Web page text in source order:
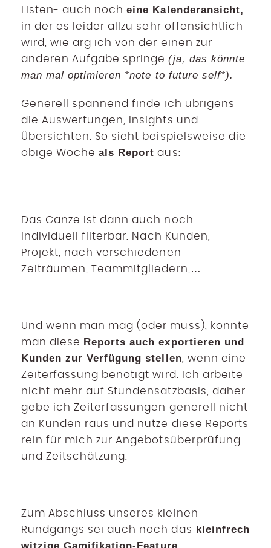
Listen- auch nocheine Kalenderansicht,
in der es leider allzu sehr offensichtlich
wird, wie arg ich von der einen zur
anderen Aufgabe springe(ja, das könnte
man mal optimieren *note to future self*).
Generell spannend finde ich übrigens
die Auswertungen, Insights und
Übersichten. So sieht beispielsweise die
obige Wocheals Report aus:
Das Ganze ist dann auch noch
individuell filterbar: Nach Kunden,
Projekt, nach verschiedenen
Zeiträumen, Teammitgliedern,…
Und wenn man mag (oder muss), könnte
man diese Reports auch exportieren und
Kunden zur Verfügung stellen , wenn eine
Zeiterfassung benötigt wird. Ich arbeite
nicht mehr auf Stundensatzbasis, daher
gebe ich Zeiterfassungen generell nicht
an Kunden raus und nutze diese Reports
rein für mich zur Angebotsüberprüfung
und Zeitschätzung.
Zum Abschluss unseres kleinen
Rundgangs sei auch noch das kleinfrech